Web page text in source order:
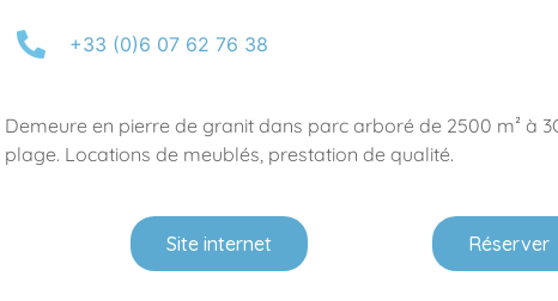
+33 (0)6 07 62 76 38
Demeure en pierre de granit dans parc arboré de 2500 m² à
plage. Locations de meublés, prestation de qualité.
Site internet Réserver